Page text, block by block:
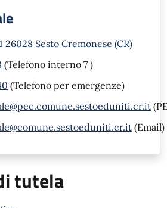
26028 Sesto Cremonese (CR)
(Telefono interno 7 )
(Telefono per emergenze)
(Email)
tutela